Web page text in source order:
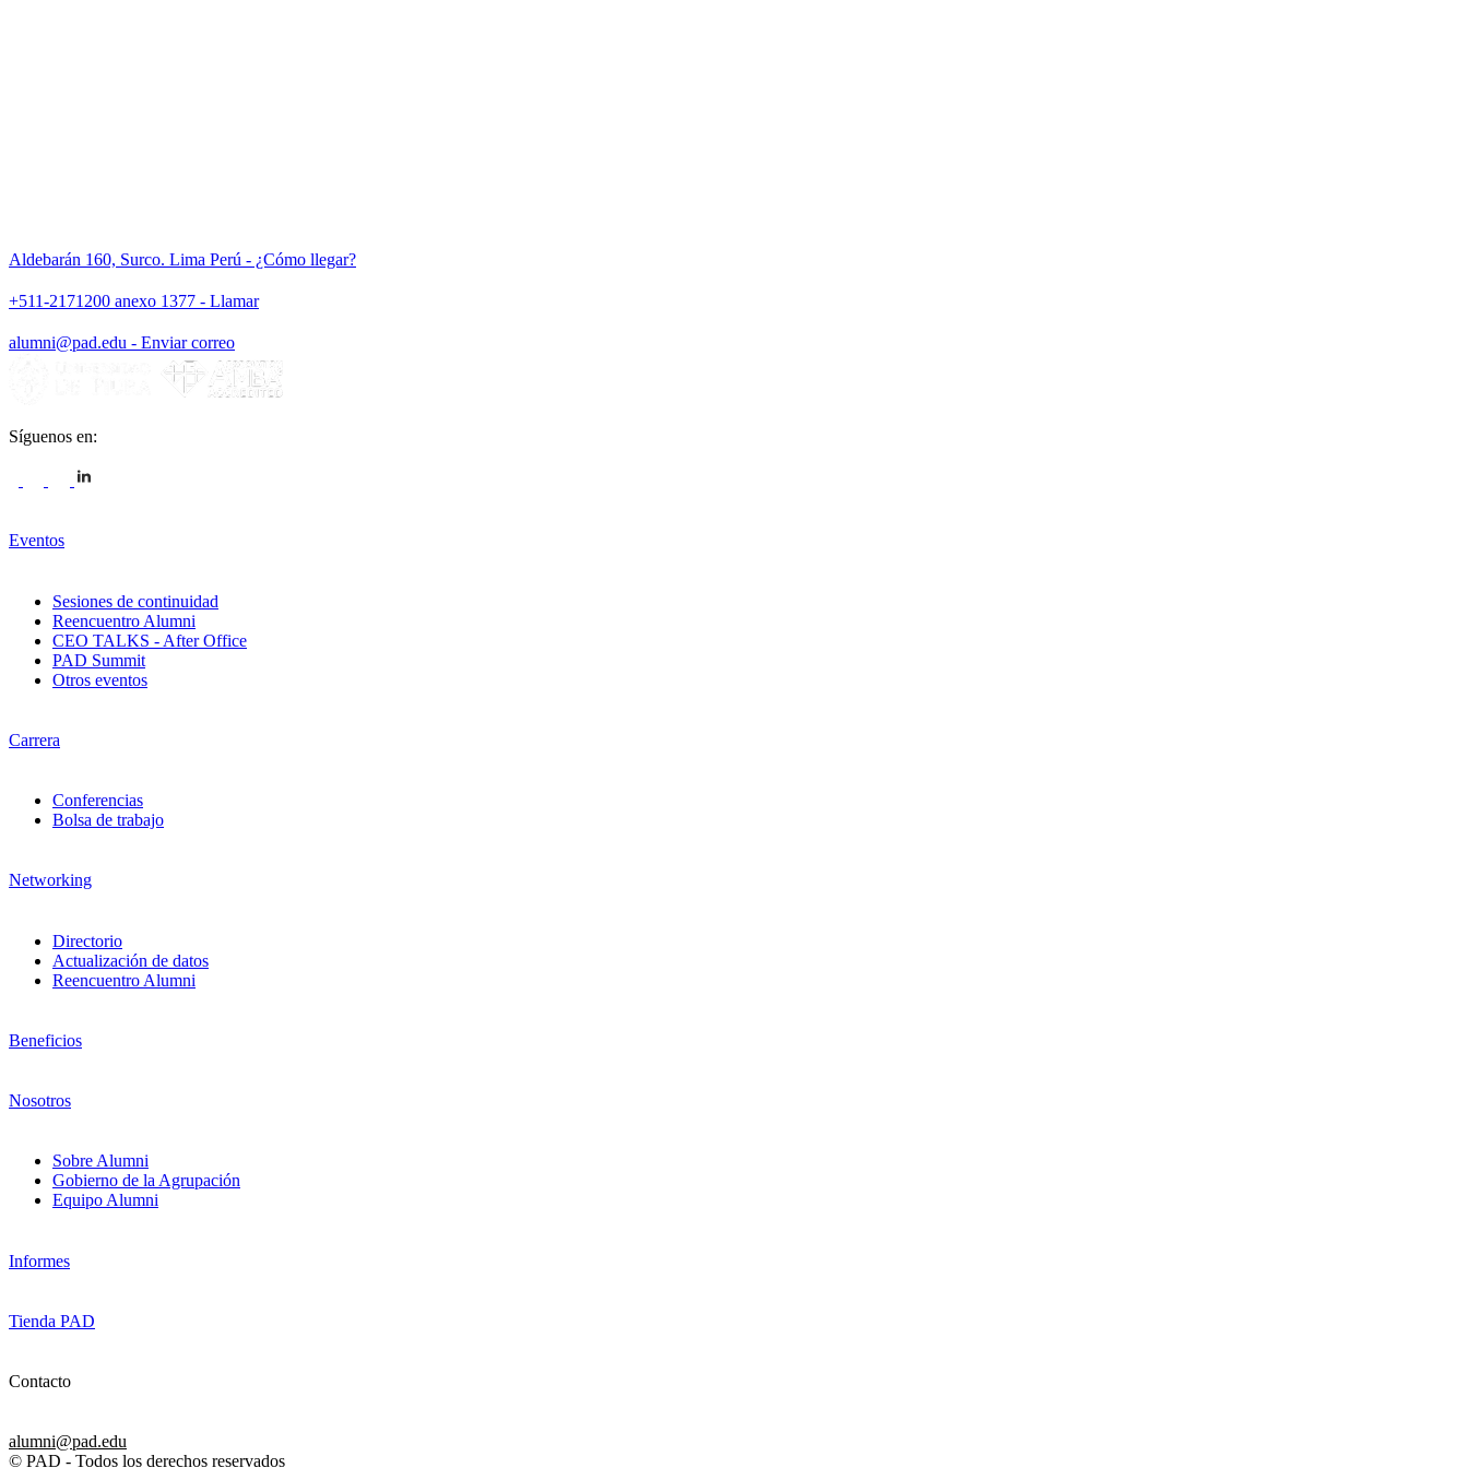
Aldebarán 160, Surco. Lima Perú - ¿Cómo llegar?
+511-2171200 anexo 1377 - Llamar
alumni@pad.edu - Enviar correo
Síguenos en:
Eventos
Sesiones de continuidad
Reencuentro Alumni
CEO TALKS - After Office
PAD Summit
Otros eventos
Carrera
Conferencias
Bolsa de trabajo
Networking
Directorio
Actualización de datos
Reencuentro Alumni
Beneficios
Nosotros
Sobre Alumni
Gobierno de la Agrupación
Equipo Alumni
Informes
Tienda PAD
Contacto
alumni@pad.edu
© PAD - Todos los derechos reservados